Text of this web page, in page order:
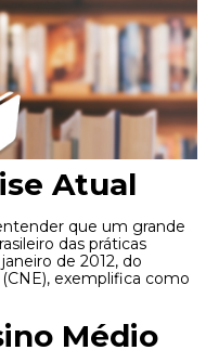
Atual
que um grande
das práticas
de 2012, do
exemplifica como
Médio